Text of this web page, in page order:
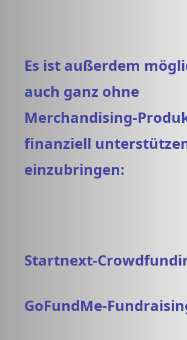
Es ist außerdem
auch ganz ohne
Merchandising-
finanziell
einzubringen:
Startnext-
GoFundMe-